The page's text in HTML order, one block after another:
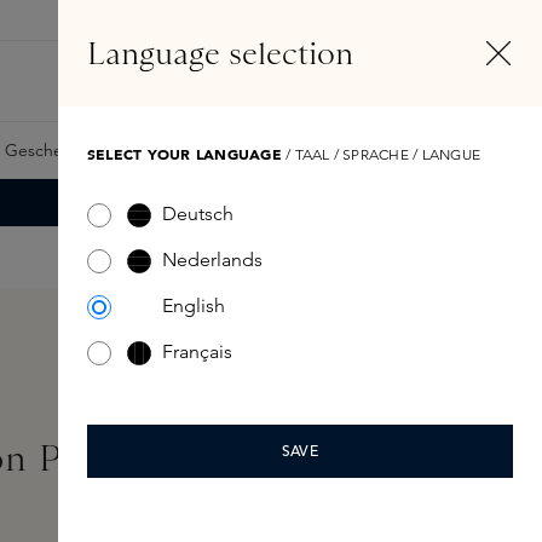
Samples Skins Exclusives Skins Boxen
Pump
Language selection
SELECT YOUR LANGUAGE / TAAL / SPRACHE / LANGUE
Deutsch
Nederlands
English
Français
SAVE